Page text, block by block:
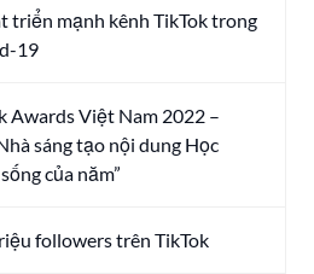
triển mạnh kênh TikTok trong
19
Awards Việt Nam 2022 –
sáng tạo nội dung Học
của năm”
followers trên TikTok